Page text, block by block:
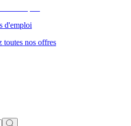
d'emploi
toutes nos offres